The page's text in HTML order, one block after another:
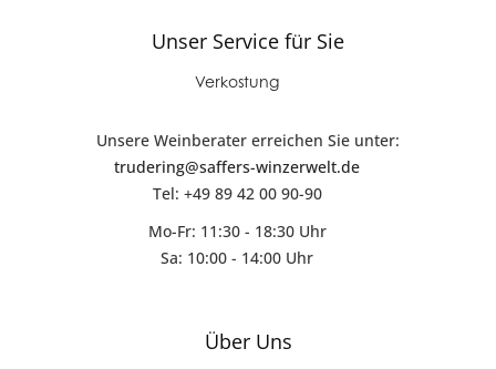
Unser Service für Sie
Verkostung
Unsere Weinberater erreichen Sie unter:
trudering@saffers-winzerwelt.de
Tel: +49 89 42 00 90-90
Mo-Fr: 11:30 - 18:30 Uhr
Sa: 10:00 - 14:00 Uhr
Über Uns